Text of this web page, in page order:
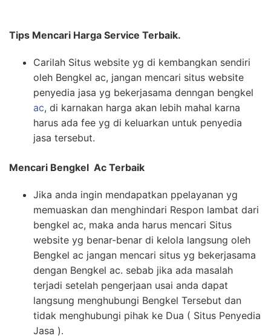
Tips Mencari Harga Service Terbaik.
Carilah Situs website yg di kembangkan sendiri
oleh Bengkel ac, jangan mencari situs website
penyedia jasa yg bekerjasama denngan bengkel
ac, di karnakan harga akan lebih mahal karna
harus ada fee yg di keluarkan untuk penyedia
jasa tersebut.
Mencari Bengkel Ac Terbaik
Jika anda ingin mendapatkan ppelayanan yg
memuaskan dan menghindari Respon lambat dari
bengkel ac, maka anda harus mencari Situs
website yg benar-benar di kelola langsung oleh
Bengkel ac jangan mencari situs yg bekerjasama
dengan Bengkel ac. sebab jika ada masalah
terjadi setelah pengerjaan usai anda dapat
langsung menghubungi Bengkel Tersebut dan
tidak menghubungi pihak ke Dua ( Situs Penyedia
Jasa ).